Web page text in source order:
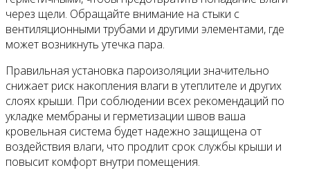
через щели. Обращайте внимание на стыки с
вентиляционными трубами и другими элементами, где
может возникнуть утечка пара.
Правильная установка пароизоляции значительно
снижает риск накопления влаги в утеплителе и других
слоях крыши. При соблюдении всех рекомендаций по
укладке мембраны и герметизации швов ваша
кровельная система будет надежно защищена от
воздействия влаги, что продлит срок службы крыши и
повысит комфорт внутри помещения.